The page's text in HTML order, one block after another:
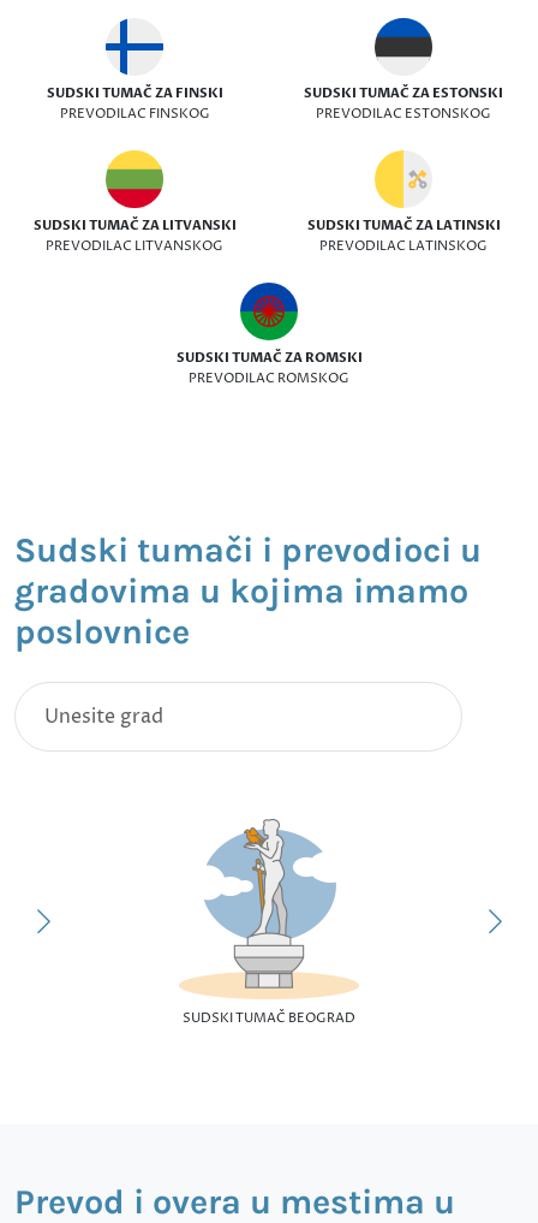
SUDSKI TUMAČ ZA FINSKI
PREVODILAC FINSKOG
SUDSKI TUMAČ ZA ESTONSKI
PREVODILAC ESTONSKOG
SUDSKI TUMAČ ZA LITVANSKI
PREVODILAC LITVANSKOG
SUDSKI TUMAČ ZA LATINSKI
PREVODILAC LATINSKOG
SUDSKI TUMAČ ZA ROMSKI
PREVODILAC ROMSKOG
Sudski tumači i prevodioci u
gradovima u kojima imamo
poslovnice
SUDSKI TUMAČ BEOGRAD
Prevod i overa u mestima u